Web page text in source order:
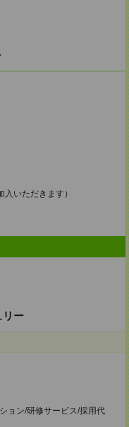
いただきます）
リー
ョン/研修サービス/採用代